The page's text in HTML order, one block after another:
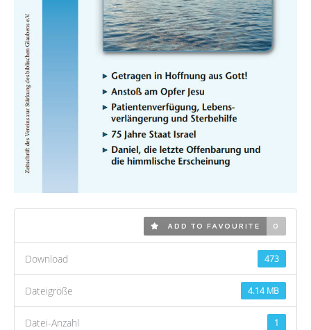
ADD TO FAVOURITE 0
473
Download
4.14 MB
Dateigröße
1
Datei-Anzahl